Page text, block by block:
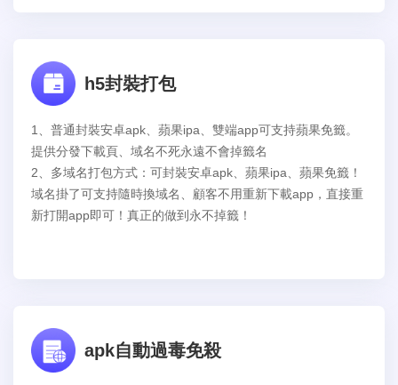
h5封裝打包
1、普通封裝安卓apk、蘋果ipa、雙端app可支持蘋果免籤。
提供分發下載頁、域名不死永遠不會掉籤名
2、多域名打包方式：可封裝安卓apk、蘋果ipa、蘋果免籤！
域名掛了可支持隨時換域名、顧客不用重新下載app，直接重
新打開app即可！真正的做到永不掉籤！
apk自動過毒免殺